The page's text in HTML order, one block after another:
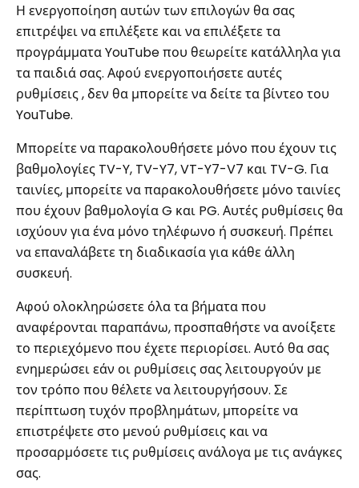
Η ενεργοποίηση αυτών των επιλογών θα σας
επιτρέψει να επιλέξετε και να επιλέξετε τα
προγράμματα YouTube που θεωρείτε κατάλληλα για
τα παιδιά σας. Αφού ενεργοποιήσετε αυτές
ρυθμίσεις , δεν θα μπορείτε να δείτε τα βίντεο του
YouTube.
Μπορείτε να παρακολουθήσετε μόνο που έχουν τις
βαθμολογίες TV-Y, TV-Y7, VT-Y7-V7 και TV-G. Για
ταινίες, μπορείτε να παρακολουθήσετε μόνο ταινίες
που έχουν βαθμολογία G και PG. Αυτές ρυθμίσεις θα
ισχύουν για ένα μόνο τηλέφωνο ή συσκευή. Πρέπει
να επαναλάβετε τη διαδικασία για κάθε άλλη
συσκευή.
Αφού ολοκληρώσετε όλα τα βήματα που
αναφέρονται παραπάνω, προσπαθήστε να ανοίξετε
το περιεχόμενο που έχετε περιορίσει. Αυτό θα σας
ενημερώσει εάν οι ρυθμίσεις σας λειτουργούν με
τον τρόπο που θέλετε να λειτουργήσουν. Σε
περίπτωση τυχόν προβλημάτων, μπορείτε να
επιστρέψετε στο μενού ρυθμίσεις και να
προσαρμόσετε τις ρυθμίσεις ανάλογα με τις ανάγκες
σας.